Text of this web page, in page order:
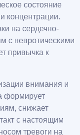
состояние
концентрации.
на сердечно-
с невротическими
привычка к
внимания и
формирует
снижает
с настоящим
тревоги на